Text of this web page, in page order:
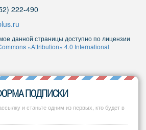
222-490
данной страницы доступно по лицензии
«Attribution» 4.0 International
ПОДПИСКИ
и станьте одним из первых, кто будет в